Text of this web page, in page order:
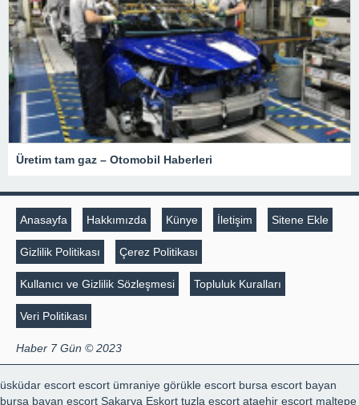
Üretim tam gaz – Otomobil Haberleri
Anasayfa Hakkımızda Künye İletişim Sitene Ekle
Gizlilik Politikası Çerez Politikası
Kullanıcı ve Gizlilik Sözleşmesi Topluluk Kuralları
Veri Politikası
Haber 7 Gün © 2023
üsküdar escort escort ümraniye görükle escort bursa escort bayan
bursa bayan escort Sakarya Eskort tuzla escort ataehir escort maltepe